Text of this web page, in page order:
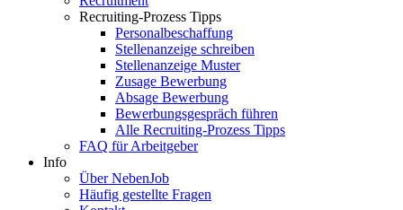
Recruiting-Prozess Tipps
Personalbeschaffung
Stellenanzeige schreiben
Stellenanzeige Muster
Zusage Bewerbung
Absage Bewerbung
Bewerbungsgespräch führen
Alle Recruiting-Prozess Tipps
FAQ für Arbeitgeber
Info
Über NebenJob
Häufig gestellte Fragen